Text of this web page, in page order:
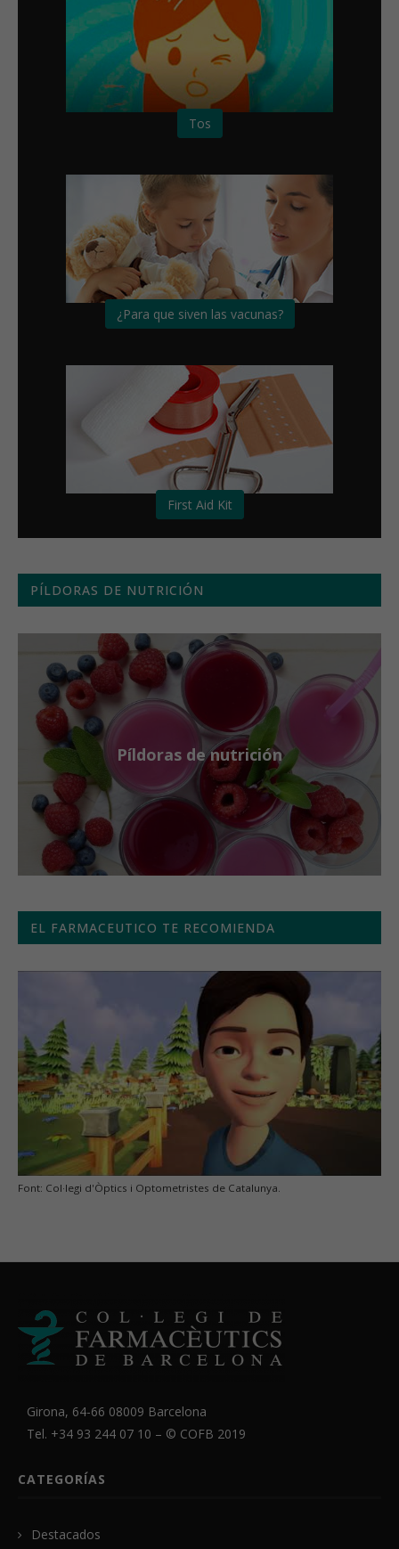
Tos
¿Para que siven las vacunas?
First Aid Kit
PÍLDORAS DE NUTRICIÓN
Píldoras de nutrición
EL FARMACEUTICO TE RECOMIENDA
Font: Col·legi d'Òptics i Optometristes de Catalunya.
Girona, 64-66 08009 Barcelona
Tel. +34 93 244 07 10 – © COFB 2019
CATEGORÍAS
Destacados